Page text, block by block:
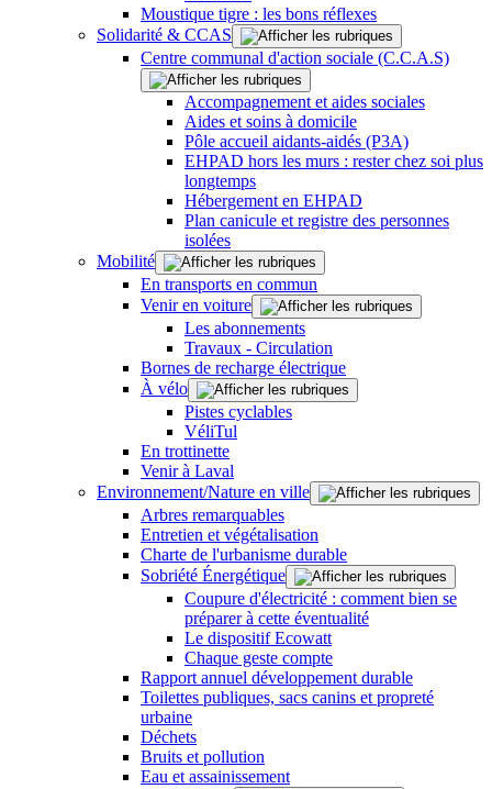
Moustique tigre : les bons réflexes
Solidarité & CCAS
Centre communal d'action sociale (C.C.A.S)
Accompagnement et aides sociales
Aides et soins à domicile
Pôle accueil aidants-aidés (P3A)
EHPAD hors les murs : rester chez soi plus
longtemps
Hébergement en EHPAD
Plan canicule et registre des personnes
isolées
Mobilité
En transports en commun
Venir en voiture
Les abonnements
Travaux - Circulation
Bornes de recharge électrique
À vélo
Pistes cyclables
VéliTul
En trottinette
Venir à Laval
Environnement/Nature en ville
Arbres remarquables
Entretien et végétalisation
Charte de l'urbanisme durable
Sobriété Énergétique
Coupure d'électricité : comment bien se
préparer à cette éventualité
Le dispositif Ecowatt
Chaque geste compte
Rapport annuel développement durable
Toilettes publiques, sacs canins et propreté
urbaine
Déchets
Bruits et pollution
Eau et assainissement